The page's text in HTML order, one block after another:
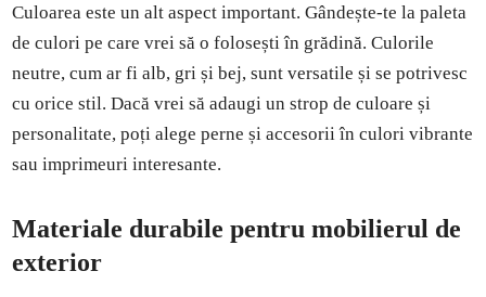
Culoarea este un alt aspect important. Gândește-te la paleta
de culori pe care vrei să o folosești în grădină. Culorile
neutre, cum ar fi alb, gri și bej, sunt versatile și se potrivesc
cu orice stil. Dacă vrei să adaugi un strop de culoare și
personalitate, poți alege perne și accesorii în culori vibrante
sau imprimeuri interesante.
Materiale durabile pentru mobilierul de
exterior